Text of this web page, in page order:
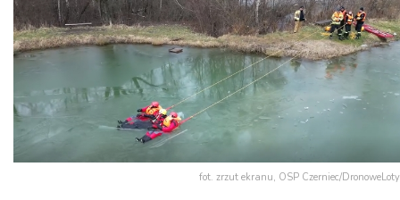
fot. zrzut ekranu, OSP Czerniec/DronoweLoty